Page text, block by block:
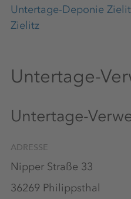
Untertage-Deponie
Zielitz
Untertage-
Untertage-
ADRESSE
Nipper Straße 33
36269 Philippsthal